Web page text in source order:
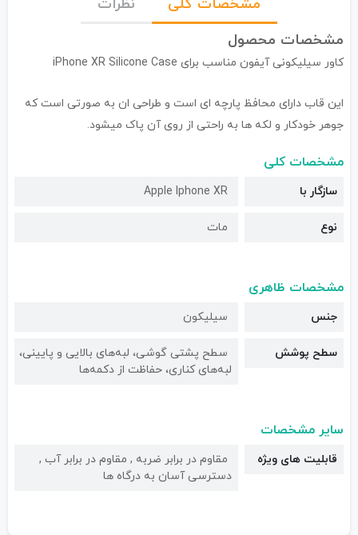
مشخصات کلی
نظرات
مشخصات محصول
کاور سیلیکونی آیفون مناسب برای iPhone XR Silicone Case
این قاب دارای محافظ پارچه ای است و طراحی ان به صورتی است که
جوهر خودکار و لکه ها به راحتی از روی آن پاک میشود.
مشخصات کلی
سازگار با Apple Iphone XR
نوع مات
مشخصات ظاهری
جنس سیلیکون
سطح پوشش
سطح پشتی گوشی، لبه‌های بالایی و پایینی،
لبه‌های کناری، حفاظت از دکمه‌ها
سایر مشخصات
قابلیت های ویژه
مقاوم در برابر ضربه , مقاوم در برابر آب ,
دسترسی آسان به درگاه ها